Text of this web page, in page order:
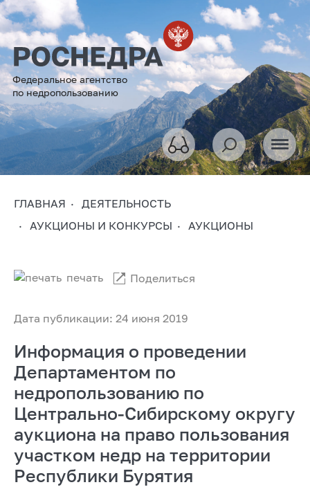
Федеральное агентство
по недропользованию
ГЛАВНАЯ
ДЕЯТЕЛЬНОСТЬ
АУКЦИОНЫ И КОНКУРСЫ
АУКЦИОНЫ
Дата публикации: 24 июня 2019
печать Поделиться
Информация о проведении
Департаментом по
недропользованию по
Центрально-Сибирскому округу
аукциона на право пользования
участком недр на территории
Республики Бурятия